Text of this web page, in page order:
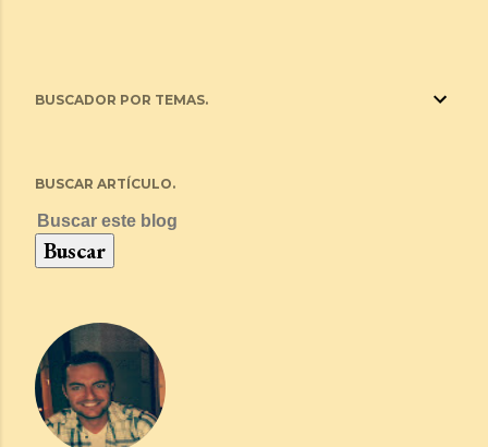
BUSCADOR POR TEMAS.
BUSCAR ARTÍCULO.